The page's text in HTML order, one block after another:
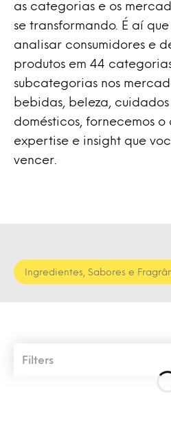
as categorias e os
se transformando. É aí
analisar consumidores e
produtos em 44
subcategorias nos
bebidas, beleza,
domésticos, fornecemos o
expertise e insight que
vencer.
Ingredientes, Sabores e
Filters